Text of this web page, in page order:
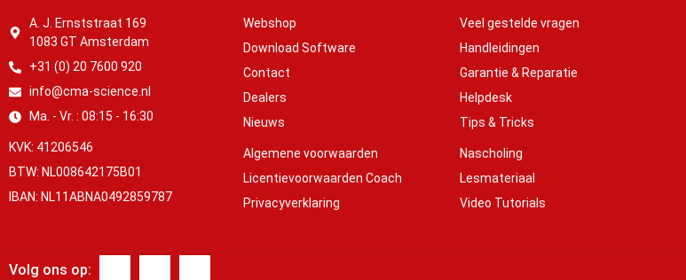
A. J. Ernststraat 169
1083 GT Amsterdam
+31 (0) 20 7600 920
info@cma-science.nl
Ma. - Vr. : 08:15 - 16:30
KVK: 41206546
BTW: NL008642175B01
IBAN: NL11ABNA0492859787
Webshop
Download Software
Contact
Dealers
Nieuws
Algemene voorwaarden
Licentievoorwaarden Coach
Privacyverklaring
Veel gestelde vragen
Handleidingen
Garantie & Reparatie
Helpdesk
Tips & Tricks
Nascholing
Lesmateriaal
Video Tutorials
Volg ons op: